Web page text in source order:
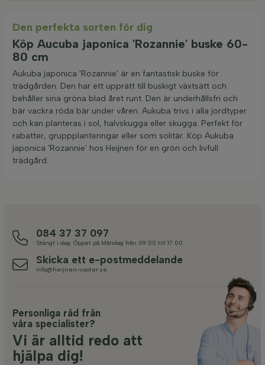
Den perfekta sorten för dig
Köp Aucuba japonica 'Rozannie' buske 60-
80 cm
Aukuba japonica 'Rozannie' är en fantastisk buske för
trädgården. Den har ett upprätt till buskigt växtsätt och
behåller sina gröna blad året runt. Den är underhållsfri och
bär vackra röda bär under våren. Aukuba trivs i alla jordtyper
och kan planteras i sol, halvskugga eller skugga. Perfekt för
rabatter, gruppplanteringar eller som solitär. Köp Aukuba
japonica 'Rozannie' hos Heijnen för en grön och livfull
trädgård.
084 37 37 097
Stängt i dag. Öppet på Måndag från 09:00 till 17:00
Skicka ett e-postmeddelande
info@heijnen-vaxter.se
Personliga råd från
våra specialister?
Vi är alltid redo att
hjälpa dig!